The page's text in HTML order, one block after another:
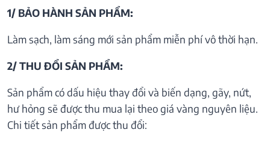
1/ BẢO HÀNH SẢN PHẨM:
Làm sạch, làm sáng mới sản phẩm miễn phí vô thời hạn.
2/ THU ĐỔI SẢN PHẨM:
Sản phẩm có dấu hiệu thay đổi và biến dạng, gãy, nứt,
hư hỏng sẽ được thu mua lại theo giá vàng nguyên liệu.
Chi tiết sản phẩm được thu đổi: